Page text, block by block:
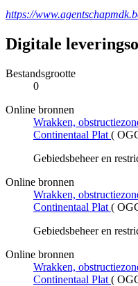
https://
Digitale
Bestandsgrootte
0
Online bronnen
Wrakken,
Continentaal Plat (
Gebiedsbeheer en
Online bronnen
Wrakken,
Continentaal Plat (
Gebiedsbeheer en
Online bronnen
Wrakken,
Continentaal Plat (